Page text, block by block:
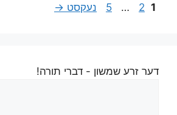
1
2
…
5 נעקסט →
דער זרע שמשון - דברי תורה!